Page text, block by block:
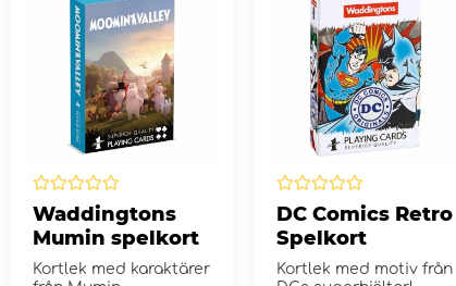
Waddingtons
Mumin spelkort
Kortlek med karaktärer
DC Comics Retro
Spelkort
Kortlek med motiv från